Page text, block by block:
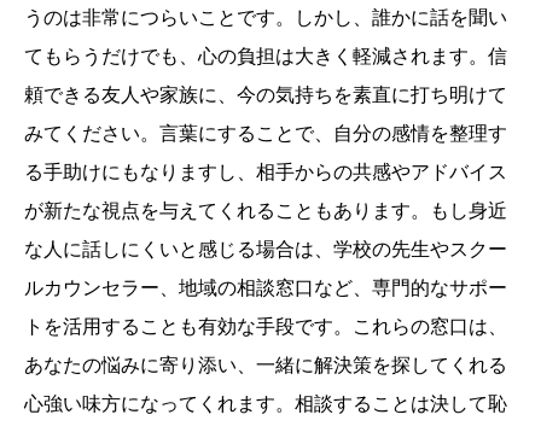
うのは非常につらいことです。しかし、誰かに話を聞い
てもらうだけでも、心の負担は大きく軽減されます。信
頼できる友人や家族に、今の気持ちを素直に打ち明けて
みてください。言葉にすることで、自分の感情を整理す
る手助けにもなりますし、相手からの共感やアドバイス
が新たな視点を与えてくれることもあります。もし身近
な人に話しにくいと感じる場合は、学校の先生やスクー
ルカウンセラー、地域の相談窓口など、専門的なサポー
トを活用することも有効な手段です。これらの窓口は、
あなたの悩みに寄り添い、一緒に解決策を探してくれる
心強い味方になってくれます。相談することは決して恥